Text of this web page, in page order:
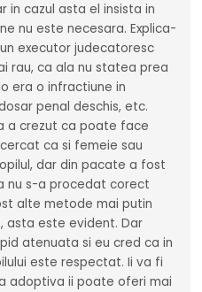
in cazul asta el insista in
nu este necesara. Explica-
executor judecatoresc
rau, ca ala nu statea prea
era o infractiune in
penal deschis, etc.
a crezut ca poate face
ca si femeie sau
dar din pacate a fost
nu s-a procedat corect
alte metode mai putin
asta este evident. Dar
atenuata si eu cred ca in
este respectat. Ii va fi
adoptiva ii poate oferi mai